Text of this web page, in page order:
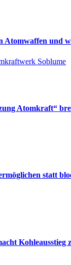
Atomwaffen und
Atomkraft“
statt
Kohleausstieg